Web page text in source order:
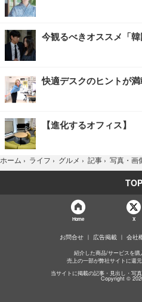
今観るべきオススメ「韓
快適デスクのヒントが
【進化するオフィス】
ホーム › ライフ › グルメ › 記事 › 写真・画
TOP
Home X
お問合せ 広告掲載 会社
紹介した商品/サービスを購
売上の一部が弊社サイトに還
当サイトに掲載の記事・見出し・写
Copyright ©